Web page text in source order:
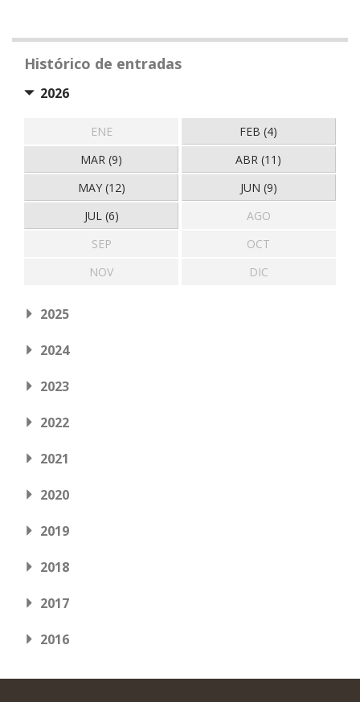
Histórico de entradas
2026
ENE
FEB (4)
MAR (9)
ABR (11)
MAY (12)
JUN (9)
JUL (6)
AGO
SEP
OCT
NOV
DIC
2025
2024
2023
2022
2021
2020
2019
2018
2017
2016